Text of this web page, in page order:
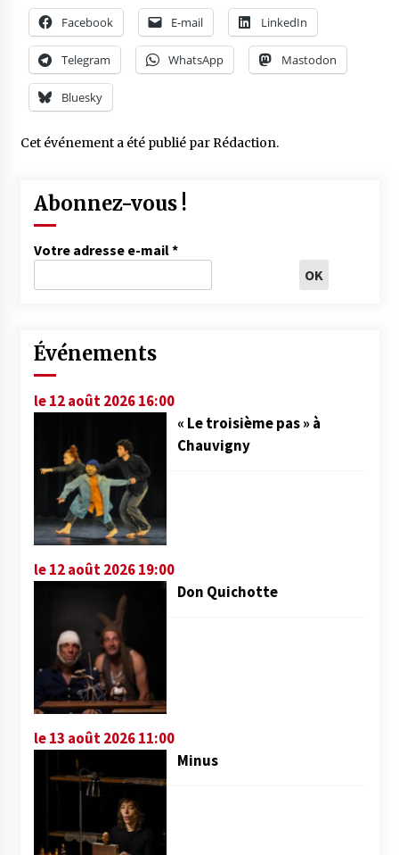
Facebook E-mail LinkedIn
Telegram WhatsApp Mastodon
Bluesky
Cet événement a été publié parRédaction.
Abonnez-vous !
Votre adresse e-mail*
Événements
le 12 août 2026 16:00
« Le troisième pas » à
Chauvigny
le 12 août 2026 19:00
Don Quichotte
le 13 août 2026 11:00
Minus